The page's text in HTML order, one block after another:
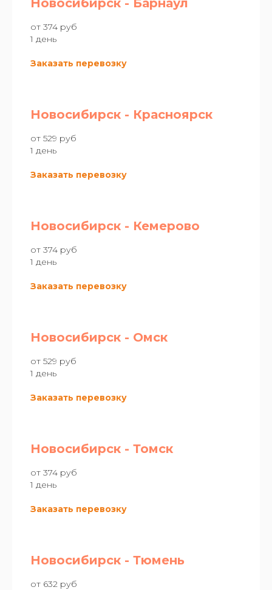
Новосибирск - Барнаул
от 374 руб
1 день
Заказать перевозку
Новосибирск - Красноярск
от 529 руб
1 день
Заказать перевозку
Новосибирск - Кемерово
от 374 руб
1 день
Заказать перевозку
Новосибирск - Омск
от 529 руб
1 день
Заказать перевозку
Новосибирск - Томск
от 374 руб
1 день
Заказать перевозку
Новосибирск - Тюмень
от 632 руб